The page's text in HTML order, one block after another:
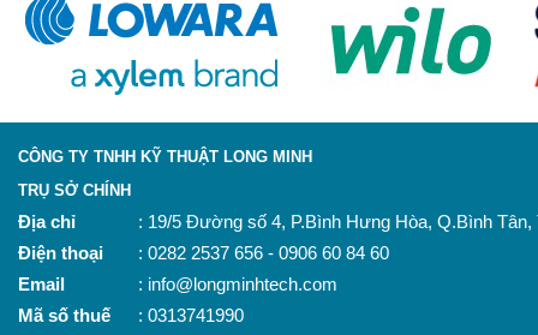
CÔNG TY TNHH KỸ THUẬT LONG MINH
TRỤ SỞ CHÍNH
Địa chỉ
: 19/5 Đường số 4, P.Bình Hưng Hòa, Q.Bình Tân,
Điện thoại
: 0282 2537 656 - 0906 60 84 60
Email
: info@longminhtech.com
Mã số thuế
: 0313741990